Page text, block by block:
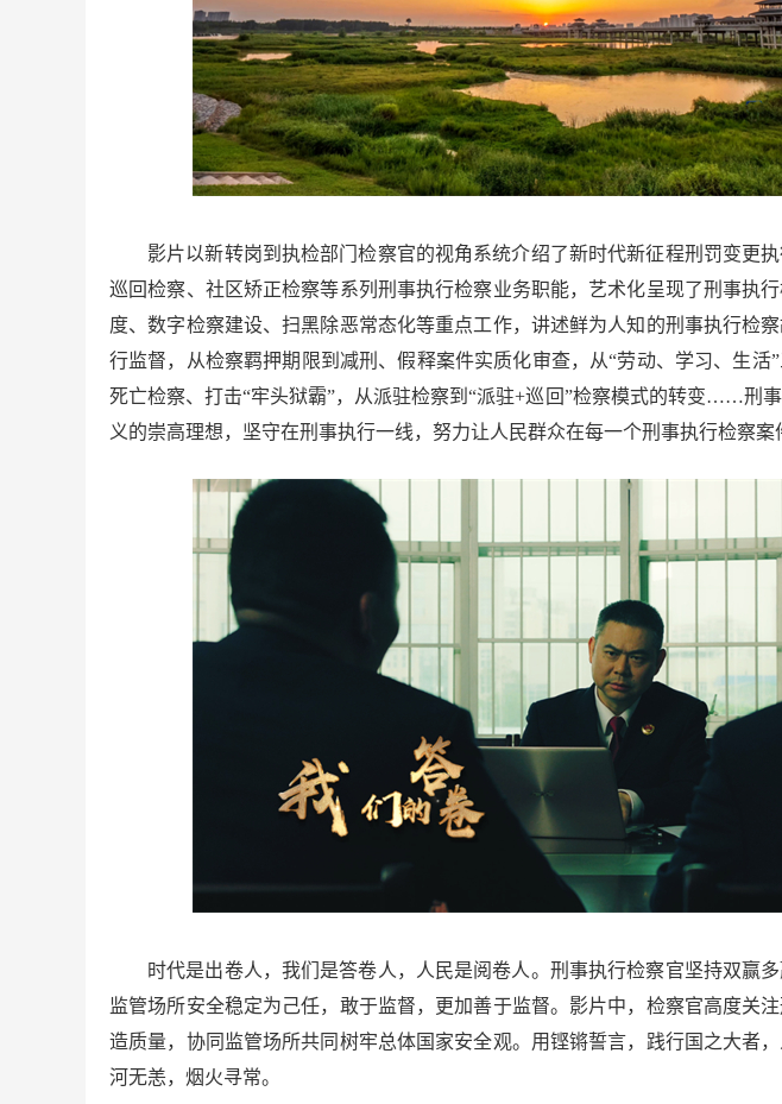
影片以新转岗到执检部门检察官的视角系统介绍了新时代新征程刑罚变更
巡回检察、社区矫正检察等系列刑事执行检察业务职能，艺术化呈现了刑事执
度、数字检察建设、扫黑除恶常态化等重点工作，讲述鲜为人知的刑事执行检
行监督，从检察羁押期限到减刑、假释案件实质化审查，从“劳动、学习、生活
死亡检察、打击“牢头狱霸”，从派驻检察到“派驻+巡回”检察模式的转变……刑
义的崇高理想，坚守在刑事执行一线，努力让人民群众在每一个刑事执行检察案
时代是出卷人，我们是答卷人，人民是阅卷人。刑事执行检察官坚持双赢
监管场所安全稳定为己任，敢于监督，更加善于监督。影片中，检察官高度关
造质量，协同监管场所共同树牢总体国家安全观。用铿锵誓言，践行国之大者
河无恙，烟火寻常。